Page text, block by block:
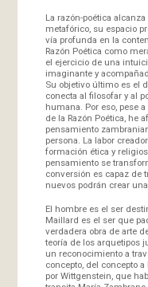
La razón-poética
metafórico, su espacio
vía profunda en la
Razón Poética como
el ejercicio de una
imaginante y
Su objetivo último es el
conecta al filosofar y al
humana. Por eso, pese
de la Razón Poética, he
pensamiento
persona. La labor
formación ética y
pensamiento se
conversión es capaz de
nuevos podrán crear
El hombre es el ser
Maillard es el ser que
verdadera obra de arte
teoría de los arquetipos
un reconocimiento a
concepto, del concepto
por Wittgenstein, que